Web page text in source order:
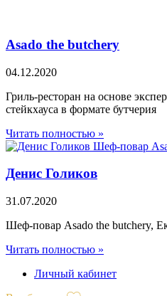
Asado the butchery
04.12.2020
Гриль-ресторан на основе
стейкхауса в формате бутчерия
Читать полностью »
Денис Голиков
31.07.2020
Шеф-повар Asado the butchery,
Читать полностью »
Личный кабинет